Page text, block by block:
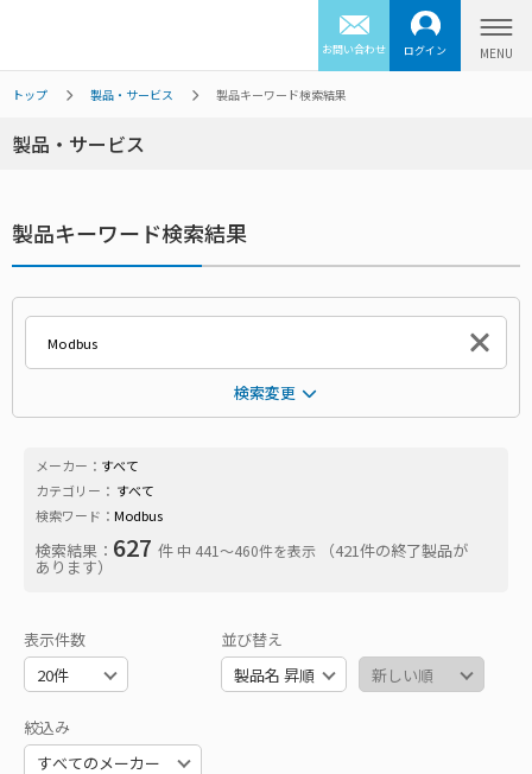
お問い合わせ ログイン
トップ 製品・サービス 製品キーワード検索結果
製品・サービス
製品キーワード検索結果
検索変更
メーカー： すべて
カテゴリー： すべて
検索ワード： Modbus
検索結果： 627 件 中 441〜460件を表示 （421件の終了製品が
あります）
表示件数 並び替え
絞込み